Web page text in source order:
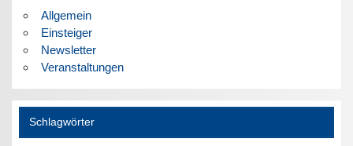
Allgemein
Einsteiger
Newsletter
Veranstaltungen
Schlagwörter